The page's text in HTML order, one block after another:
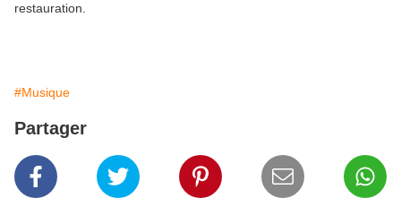
restauration.
#Musique
Partager